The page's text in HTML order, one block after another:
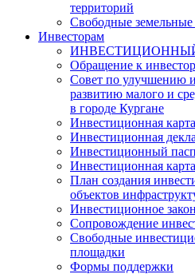
территорий
Свободные земельные
Инвесторам
Обращение к
Совет по улучшению
развитию малого и
в городе Кургане
Инвестиционная
Инвестиционная
Инвестиционный
Инвестиционная
План создания
объектов
Инвестиционное
Сопровождение
Свободные
площадки
Формы поддержки